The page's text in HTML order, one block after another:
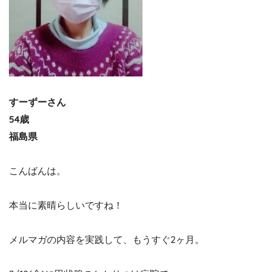
すーずーさん
54歳
福島県
こんばんは。
本当に素晴らしいですね！
メルマガの内容を実践して、もうすぐ2ヶ月。